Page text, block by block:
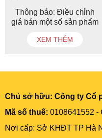
Thông báo: Điều chỉnh
giá bán một số sản phẩm
XEM THÊM
Chủ sở hữu: Công ty Cổ
Mã số thuế: 0108641552 -
Nơi cấp: Sở KHĐT TP Hà